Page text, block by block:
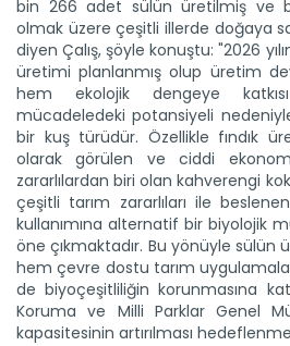
bin 266 adet sülün üretilmiş ve
olmak üzere çeşitli illerde doğaya
diyen Çalış, şöyle konuştu: "2026
üretimi planlanmış olup üretim
hem ekolojik dengeye
mücadeledeki potansiyeli
bir kuş türüdür. Özellikle fındık
olarak görülen ve ciddi
zararlılardan biri olan kahverengi
çeşitli tarım zararlıları ile
kullanımına alternatif bir biyolojik
öne çıkmaktadır. Bu yönüyle sülün
hem çevre dostu tarım
de biyoçeşitliliğin korunmasına
Koruma ve Milli Parklar Genel
kapasitesinin artırılması
Kağızman kayısısı lezzetini...
Kars'ın Kağızman ilçesinde, Aras
yetişen...
Devamını Oku ->